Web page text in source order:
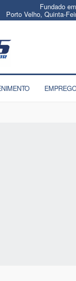
Fundado
Porto Velho, Quinta-
EMPREGO